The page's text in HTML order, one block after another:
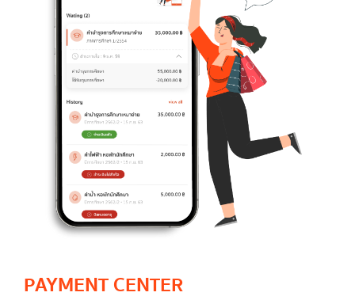
PAYMENT CENTER